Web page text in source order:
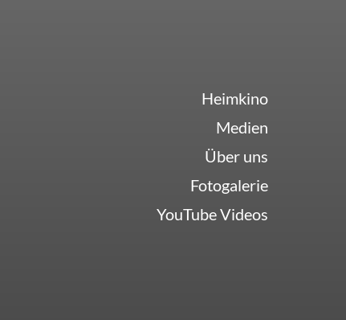
Heimkino
Medien
Über uns
Fotogalerie
YouTube Videos